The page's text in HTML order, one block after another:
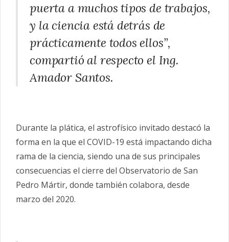
puerta a muchos tipos de trabajos,
y la ciencia está detrás de
prácticamente todos ellos”,
compartió al respecto el Ing.
Amador Santos.
Durante la plática, el astrofísico invitado destacó la
forma en la que el COVID-19 está impactando dicha
rama de la ciencia, siendo una de sus principales
consecuencias el cierre del Observatorio de San
Pedro Mártir, donde también colabora, desde
marzo del 2020.